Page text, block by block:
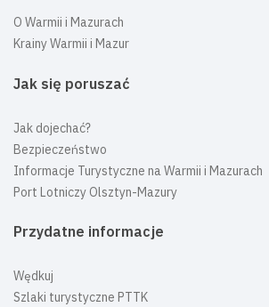
O Warmii i Mazurach
Krainy Warmii i Mazur
Jak się poruszać
Jak dojechać?
Bezpieczeństwo
Informacje Turystyczne na Warmii i Mazurach
Port Lotniczy Olsztyn-Mazury
Przydatne informacje
Wędkuj
Szlaki turystyczne PTTK